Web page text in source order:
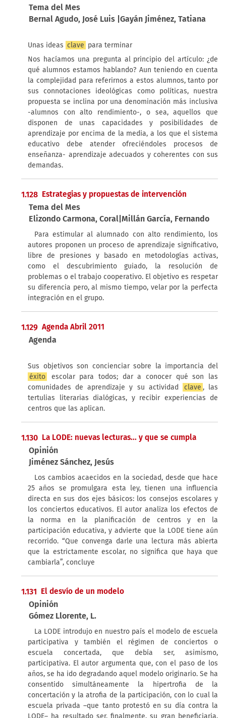
Tema del Mes
Bernal Agudo, José Luis |Gayán Jiménez, Tatiana
Unas ideas clave para terminar
Nos hacíamos una pregunta al principio del artículo: ¿de
qué alumnos estamos hablando? Aun teniendo en cuenta
la complejidad para referirnos a estos alumnos, tanto por
sus connotaciones ideológicas como políticas, nuestra
propuesta se inclina por una denominación más inclusiva
-alumnos con alto rendimiento-, o sea, aquellos que
disponen de unas capacidades y posibilidades de
aprendizaje por encima de la media, a los que el sistema
educativo debe atender ofreciéndoles procesos de
enseñanza- aprendizaje adecuados y coherentes con sus
demandas.
1.128 Estrategias y propuestas de intervención
Tema del Mes
Elizondo Carmona, Coral|Millán García, Fernando
Para estimular al alumnado con alto rendimiento, los
autores proponen un proceso de aprendizaje significativo,
libre de presiones y basado en metodologías activas,
como el descubrimiento guiado, la resolución de
problemas o el trabajo cooperativo. El objetivo es respetar
su diferencia pero, al mismo tiempo, velar por la perfecta
integración en el grupo.
1.129 Agenda Abril 2011
Agenda
Sus objetivos son concienciar sobre la importancia del
éxito
escolar para todos; dar a conocer qué son las
comunidades de aprendizaje y su actividad
clave , las
tertulias literarias dialógicas, y recibir experiencias de
centros que las aplican.
1.130 La LODE: nuevas lecturas... y que se cumpla
Opinión
Jiménez Sánchez, Jesús
Los cambios acaecidos en la sociedad, desde que hace
25 años se promulgara esta ley, tienen una influencia
directa en sus dos ejes básicos: los consejos escolares y
los conciertos educativos. El autor analiza los efectos de
la norma en la planificación de centros y en la
participación educativa, y advierte que la LODE tiene aún
recorrido. “Que convenga darle una lectura más abierta
que la estrictamente escolar, no significa que haya que
cambiarla”, concluye
1.131 El desvío de un modelo
Opinión
Gómez Llorente, L.
La LODE introdujo en nuestro país el modelo de escuela
participativa y también el régimen de conciertos o
escuela concertada, que debía ser, asimismo,
participativa. El autor argumenta que, con el paso de los
años, se ha ido degradando aquel modelo originario. Se ha
consentido simultáneamente la hipertrofia de la
concertación y la atrofia de la participación, con lo cual la
escuela privada –que tanto protestó en su día contra la
LODE– ha resultado ser, finalmente, su gran beneficiaria.